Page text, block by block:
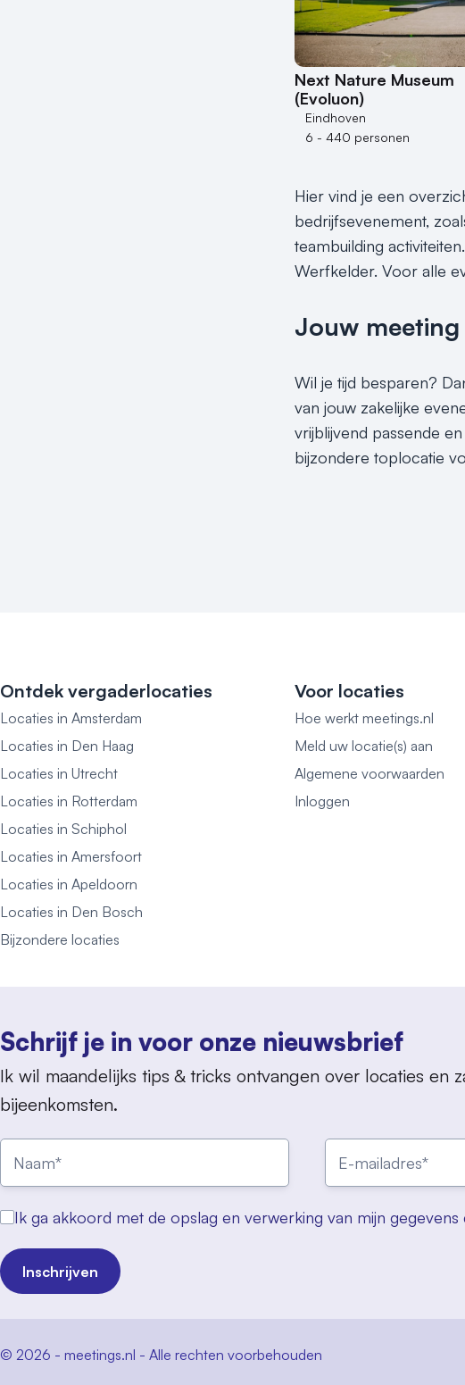
Next Nature Museum
(Evoluon)
Eindhoven
6 - 440 personen
Hier vind je een
bedrijfsevenement,
teambuilding
Werfkelder. Voor alle
Jouw
Wil je tijd besparen?
van jouw zakelijke
vrijblijvend passende
bijzondere toplocatie
Ontdek vergaderlocaties
Locaties in Amsterdam
Locaties in Den Haag
Locaties in Utrecht
Locaties in Rotterdam
Locaties in Schiphol
Locaties in Amersfoort
Locaties in Apeldoorn
Locaties in Den Bosch
Bijzondere locaties
Voor locaties
Hoe werkt meetings.nl
Meld uw locatie(s) aan
Algemene voorwaarden
Inloggen
Schrijf je in voor onze nieuwsbrief
Ik wil maandelijks tips & tricks ontvangen over locaties en
bijeenkomsten.
Ik ga akkoord met de opslag en verwerking van mijn gegevens
Inschrijven
© 2026 - meetings.nl - Alle rechten voorbehouden